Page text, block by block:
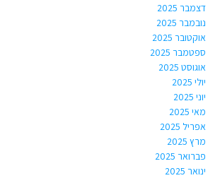
דצמבר 2025
נובמבר 2025
אוקטובר 2025
ספטמבר 2025
אוגוסט 2025
יולי 2025
יוני 2025
מאי 2025
אפריל 2025
מרץ 2025
פברואר 2025
ינואר 2025